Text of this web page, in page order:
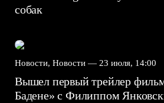
собак
Новости, Новости — 23 июля, 14:00
Вышел первый трейлер
Бадене» с Филиппом